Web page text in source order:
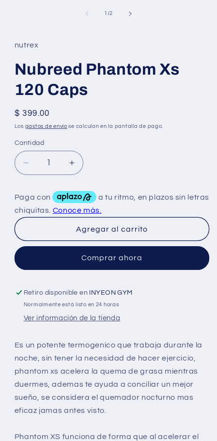
ventana
modal
1 /de
2
nutrex
Nubreed Phantom Xs
120 Caps
Precio
habitual
$ 399.00
Los gastos de envío se calculan en la pantalla de pago.
Cantidad
Reducir
cantidad
Nubreed
Phantom
Xs
Caps
Aumentar
cantidad
para
Nubreed
Phantom
Xs
120
Caps
Agregar al carrito
Comprar ahora
Retiro disponible en INYEON GYM
Normalmente está listo en 24 horas
Ver información de la tienda
Es un potente termogenico que trabaja durante la
noche, sin tener la necesidad de hacer ejercicio,
phantom xs acelera la quema de grasa mientras
duermes, ademas te ayuda a conciliar un mejor
sueño, se considera el quemador nocturno mas
eficaz jamas antes visto.
Phantom XS funciona de forma que al acelerar el